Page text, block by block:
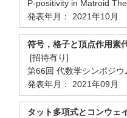
P-positivity in Matroid
発表年月： 2021年10月
符号，格子と頂点作用素
[招待有り]
第66回 代数学シンポジウ
発表年月： 2021年09月
タット多項式とコンウェ